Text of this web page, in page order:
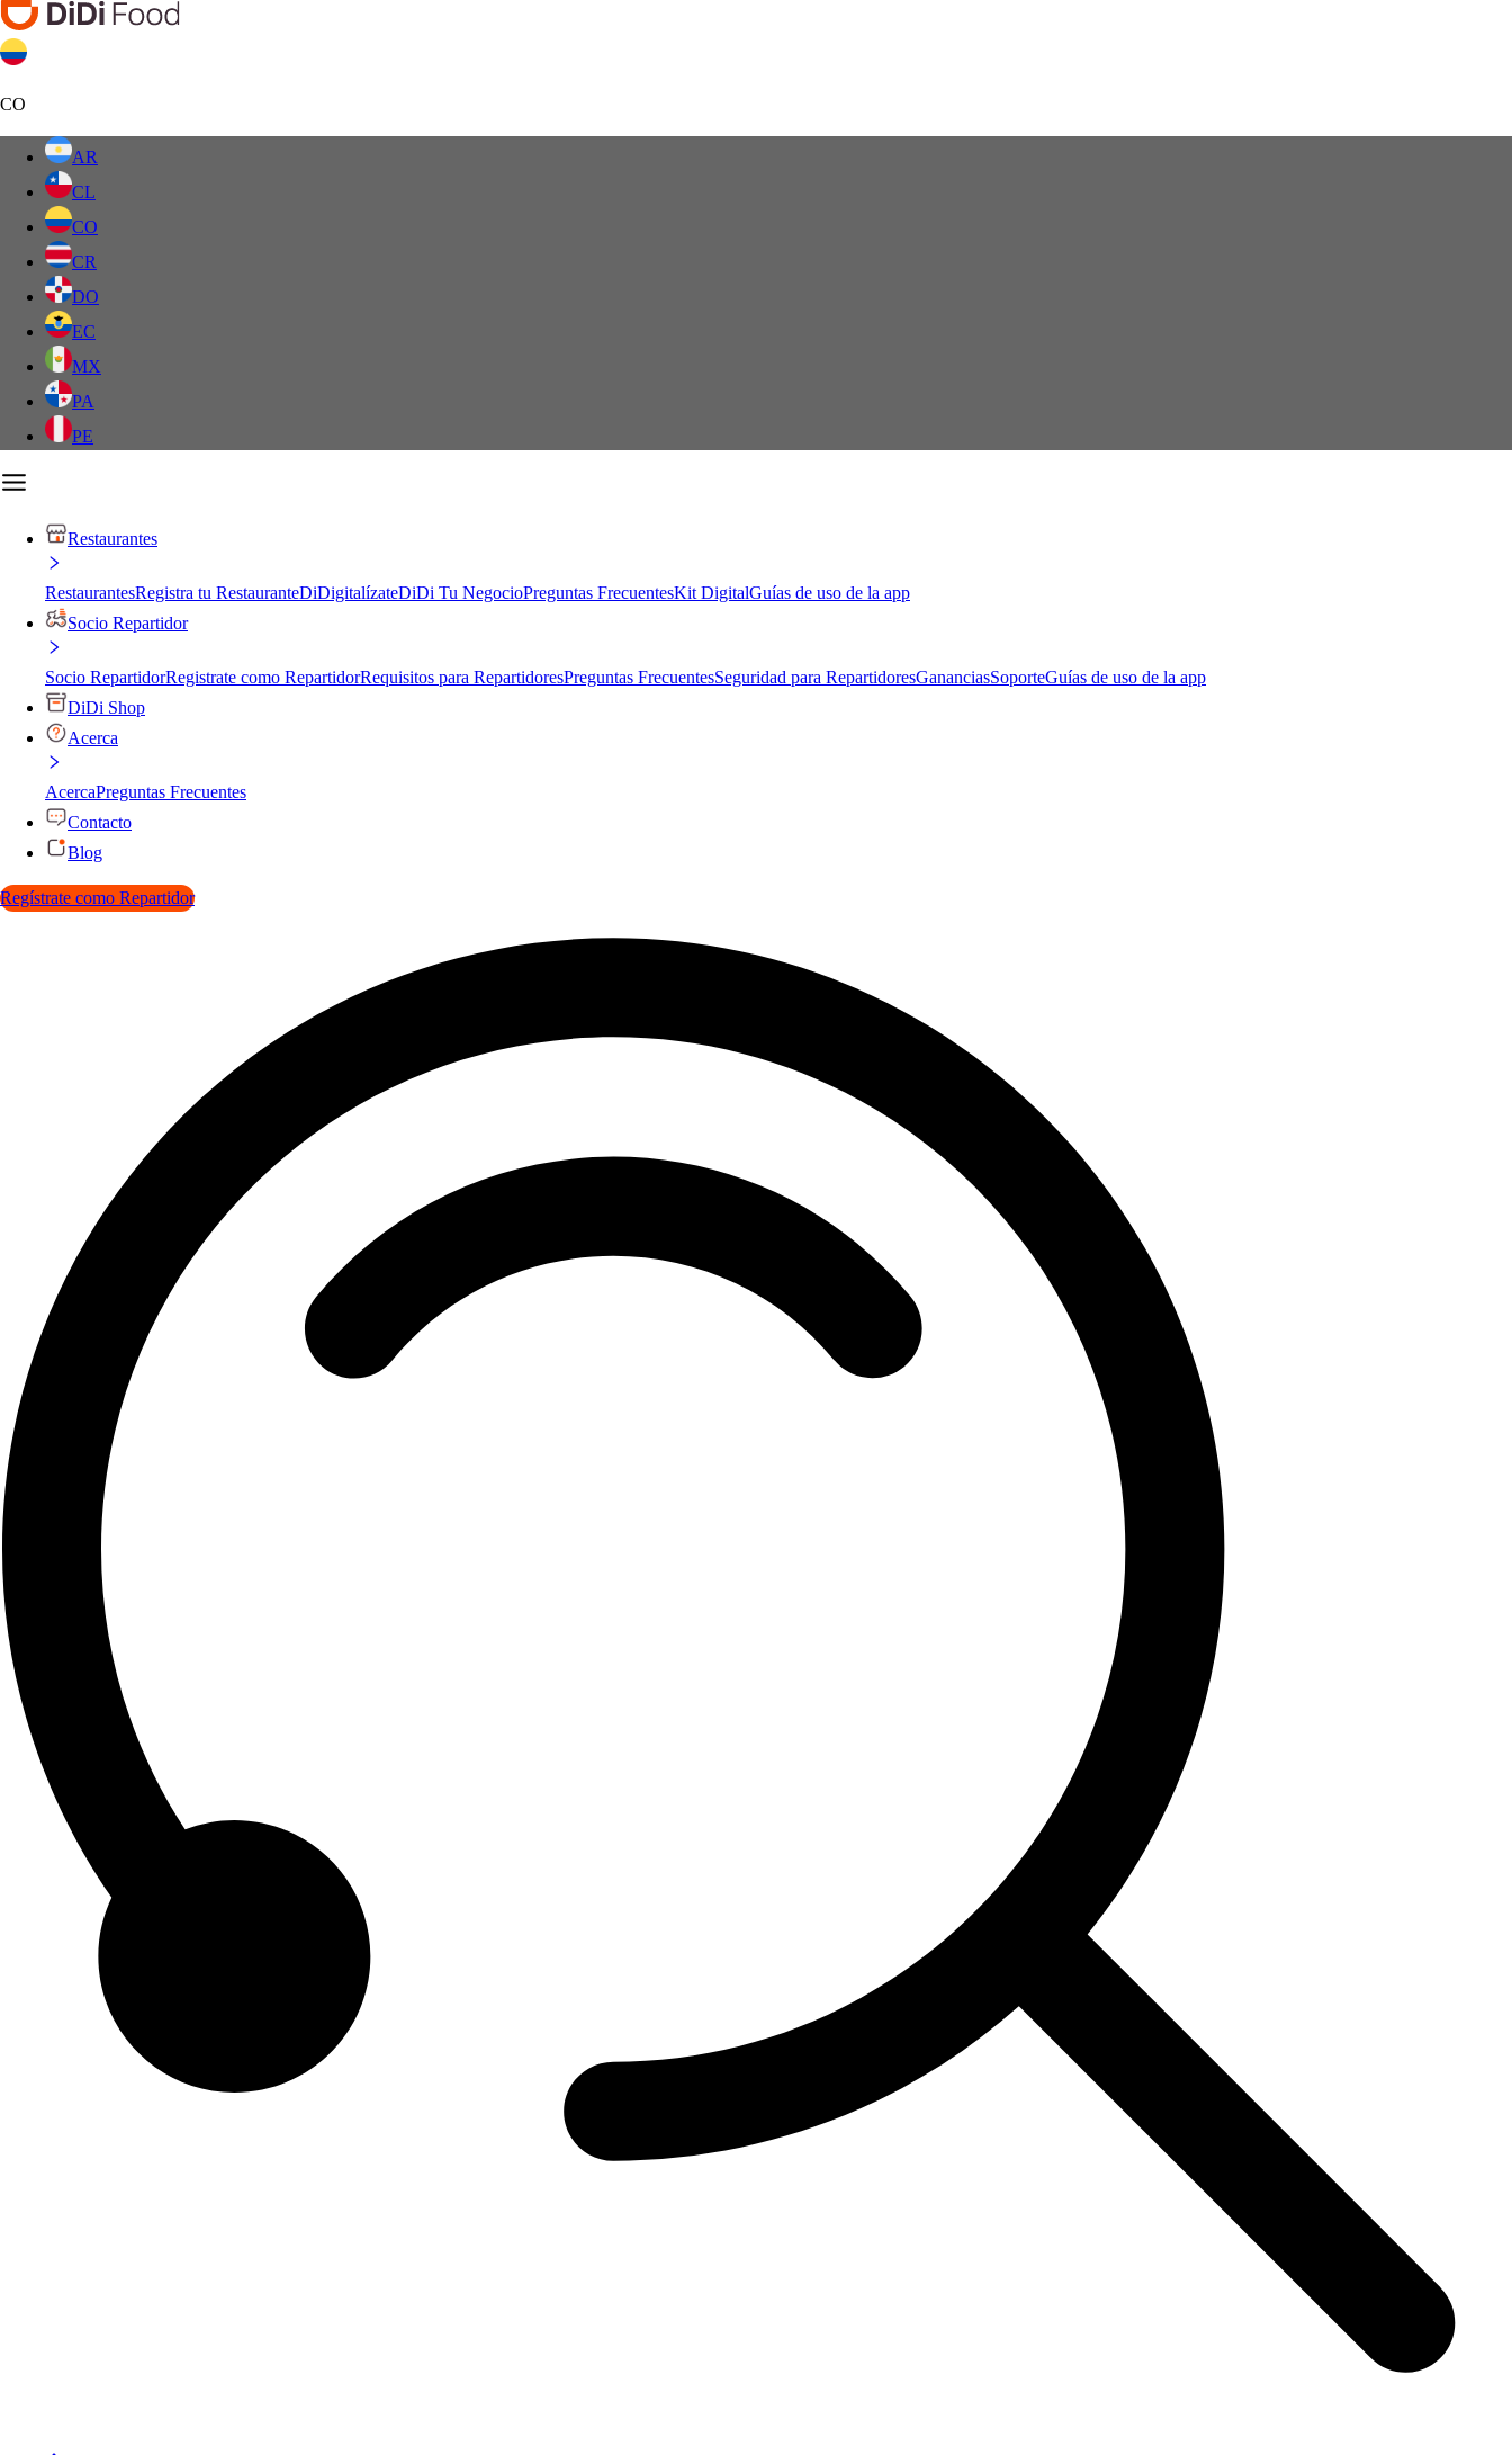
CO
AR
CL
CO
CR
DO
EC
MX
PA
PE
Restaurantes
RestaurantesRegistra tu RestauranteDiDigitalízateDiDi Tu NegocioPreguntas FrecuentesKit DigitalGuías de uso de la app
Socio Repartidor
Socio RepartidorRegistrate como RepartidorRequisitos para RepartidoresPreguntas FrecuentesSeguridad para RepartidoresGananciasSoporteGuías de uso de la app
DiDi Shop
Acerca
AcercaPreguntas Frecuentes
Contacto
Blog
Regístrate como Repartidor